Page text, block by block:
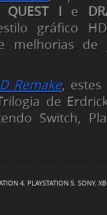
QUEST I e
gráfico
melhorias de
Remake,
de
Switch,
4, PLAYSTATION 5, SONY,